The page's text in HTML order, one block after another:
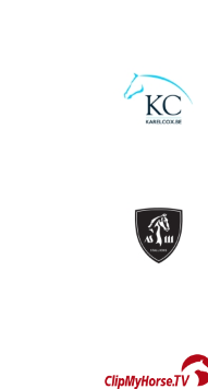
Afbeelding
Afbeelding